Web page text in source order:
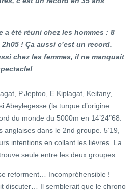
a été réuni chez les hommes : 8
! Ça aussi c’est un record.
chez les femmes, il ne manquait
P.Jeptoo, E.Kiplagat, Keitany,
Abeylegesse (la turque d’origine
du monde du 5000m en 14’24″68.
dans le 2nd groupe. 5’19,
intentions en collant les lièvres. La
seule entre les deux groupes.
reforment… Incompréhensible !
discuter… Il semblerait que le chrono